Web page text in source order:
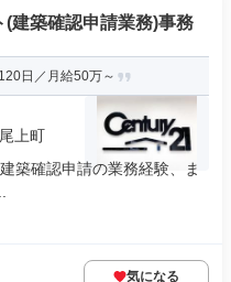
建築確認申請業務)事務
日／月給50万～
上町
築確認申請の業務経験、ま
気になる